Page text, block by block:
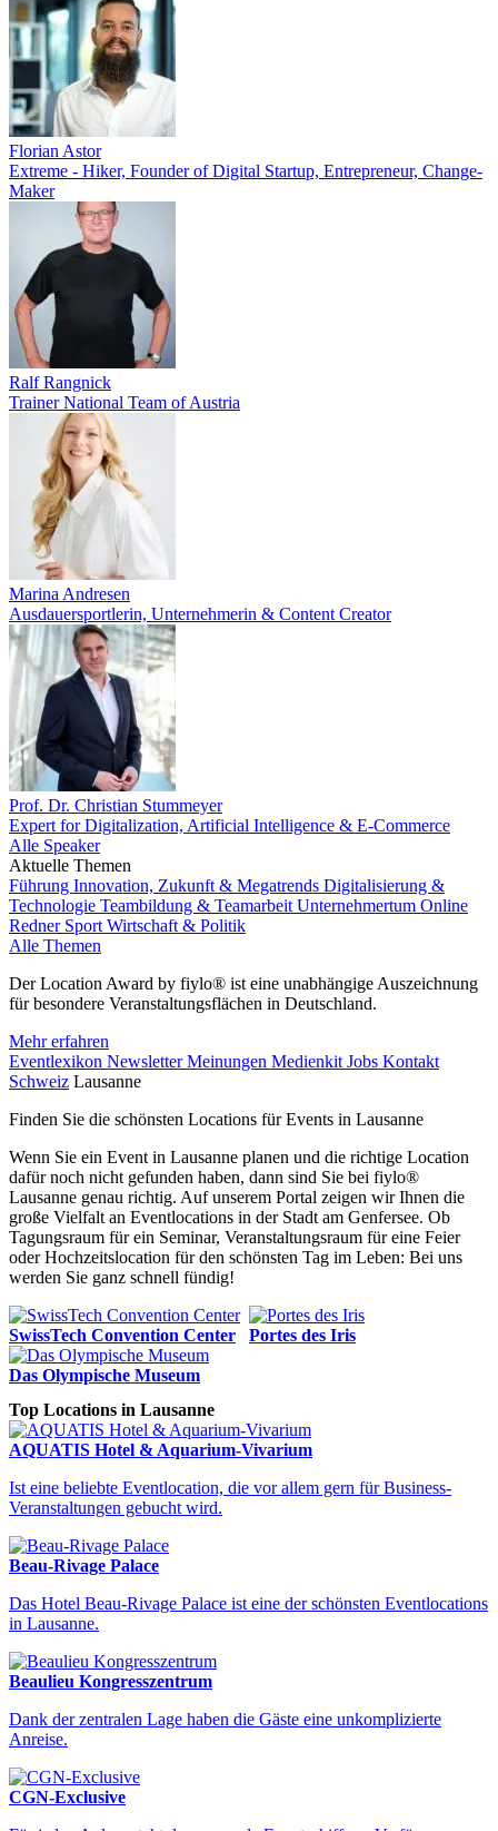
Florian Astor
Extreme - Hiker, Founder of Digital Startup, Entrepreneur, Change-
Maker
Ralf Rangnick
Trainer National Team of Austria
Marina Andresen
Ausdauersportlerin, Unternehmerin & Content Creator
Prof. Dr. Christian Stummeyer
Expert for Digitalization, Artificial Intelligence & E-Commerce
Alle Speaker
Aktuelle Themen
Führung Innovation, Zukunft & Megatrends Digitalisierung &
Technologie Teambildung & Teamarbeit Unternehmertum Online
Redner Sport Wirtschaft & Politik
Alle Themen
Der Location Award by fiylo® ist eine unabhängige Auszeichnung
für besondere Veranstaltungsflächen in Deutschland.
Mehr erfahren
Eventlexikon NewsletterMeinungen Medienkit Jobs Kontakt
Schweiz Lausanne
Finden Sie die schönsten Locations für Events in Lausanne
Wenn Sie ein Event in Lausanne planen und die richtige Location
dafür noch nicht gefunden haben, dann sind Sie bei fiylo®
Lausanne genau richtig. Auf unserem Portal zeigen wir Ihnen die
große Vielfalt an Eventlocations in der Stadt am Genfersee. Ob
Tagungsraum für ein Seminar, Veranstaltungsraum für eine Feier
oder Hochzeitslocation für den schönsten Tag im Leben: Bei uns
werden Sie ganz schnell fündig!
SwissTech Convention Center Portes des Iris
Das Olympische Museum
Top Locations in Lausanne
AQUATIS Hotel & Aquarium-Vivarium
Ist eine beliebte Eventlocation, die vor allem gern für Business-
Veranstaltungen gebucht wird.
Beau-Rivage Palace
Das Hotel Beau-Rivage Palace ist eine der schönsten Eventlocations
in Lausanne.
Beaulieu Kongresszentrum
Dank der zentralen Lage haben die Gäste eine unkomplizierte
Anreise.
CGN-Exclusive